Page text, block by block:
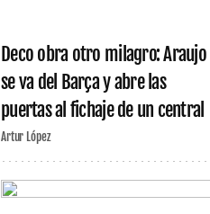
Deco obra otro milagro: Araujo
se va del Barça y abre las
puertas al fichaje de un central
Artur López